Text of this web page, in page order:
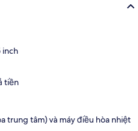
inch
tiền
trung tâm) và máy điều hòa nhiệt